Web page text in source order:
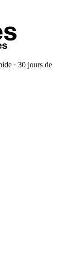
· 30 jours de